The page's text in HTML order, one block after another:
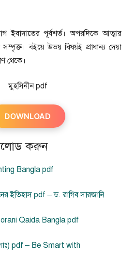
ইবাদাতের পূর্বশর্ত। অপরদিকে আত্মার
বইয়ে উভয় বিষয়ই প্রাধান্য দেয়া
থেকে।
মুহসিনীন pdf
DOWNLOAD
করুন
Bangla pdf
ইতিহাস pdf – ড. রাগিব সারজানি
Qaida Bangla pdf
(সাঃ) pdf – Be Smart with